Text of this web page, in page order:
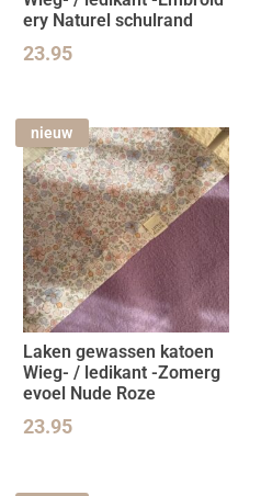
ery Naturel schulrand
23.95
nieuw
Laken gewassen katoen
Wieg- / ledikant -Zomerg
evoel Nude Roze
23.95